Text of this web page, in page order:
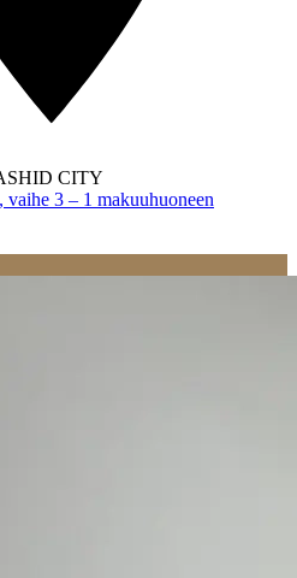
CITY
vaihe 3 – 1 makuuhuoneen